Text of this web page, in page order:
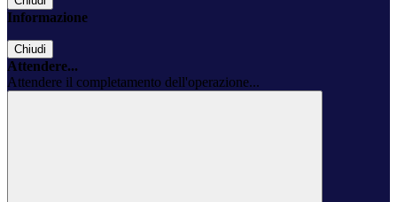
Informazione
Chiudi
Attendere...
Attendere il completamento dell'operazione...